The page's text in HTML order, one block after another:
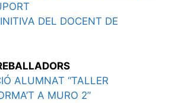
DEL DOCENT DE
ALUMNAT “TALLER
A MURO 2”